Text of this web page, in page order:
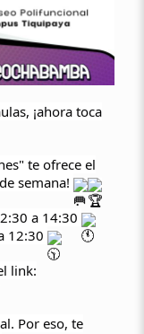
¡ahora toca
te ofrece el
semana!
a 14:30
12:30
link:
Por eso, te